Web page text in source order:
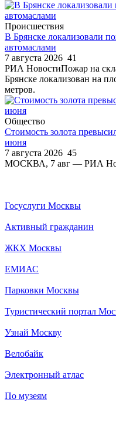
Происшествия
В Брянске локализовали
автомаслами
7 августа 2026 41
РИА НовостиПожар на
Брянске локализован на
метров.
Общество
Стоимость золота
июня
7 августа 2026 45
МОСКВА, 7 авг — РИА
Госуслуги Москвы
Активный гражданин
ЖКХ Москвы
ЕМИАС
Парковки Москвы
Туристический портал
Узнай Москву
Велобайк
Электронный атлас
По музеям